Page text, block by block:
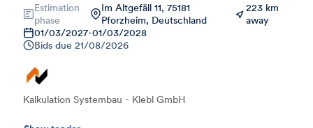
Estimation
phase
Im Altgefäll 11, 75181
Pforzheim, Deutschland
223 km
away
01/03/2027-01/03/2028
Bids due 21/08/2026
Kalkulation Systembau - Klebl GmbH